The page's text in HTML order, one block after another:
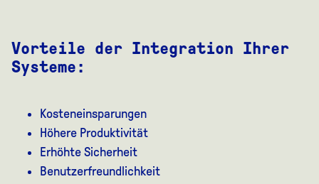
Vorteile der Integration Ihrer
Systeme:
Kosteneinsparungen
Höhere Produktivität
Erhöhte Sicherheit
Benutzerfreundlichkeit